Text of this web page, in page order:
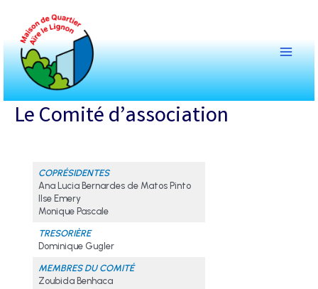
contenu
Main
Menu
Le Comité d’association
COPRÉSIDENTES
Ana Lucia Bernardes de Matos Pinto
Ilse Emery
Monique Pascale
TRESORIÈRE
Dominique Gugler
MEMBRES DU COMITÉ
Zoubida Benhaca